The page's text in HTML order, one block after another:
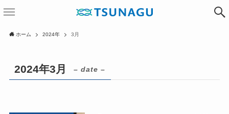
ホーム 2024年 3月
2024年3月 – date –